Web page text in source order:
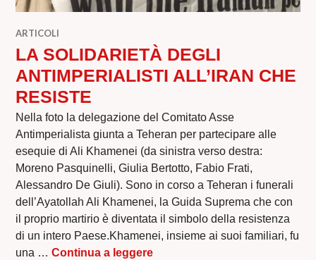
ARTICOLI
LA SOLIDARIETÀ DEGLI
ANTIMPERIALISTI ALL’IRAN CHE
RESISTE
Nella foto la delegazione del Comitato Asse
Antimperialista giunta a Teheran per partecipare alle
esequie di Ali Khamenei (da sinistra verso destra:
Moreno Pasquinelli, Giulia Bertotto, Fabio Frati,
Alessandro De Giuli). Sono in corso a Teheran i funerali
dell’Ayatollah Ali Khamenei, la Guida Suprema che con
il proprio martirio è diventata il simbolo della resistenza
di un intero Paese.Khamenei, insieme ai suoi familiari, fu
una …Continua a leggereLA SOLIDARIETÀ DEGLI